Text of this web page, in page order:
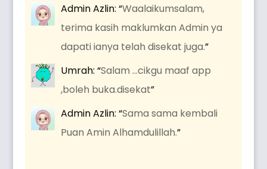
Admin Azlin: “Waalaikumsalam,
terima kasih maklumkan Admin ya
dapati ianya telah disekat juga.”
Umrah: “Salam …cikgu maaf app
,boleh buka.disekat”
Admin Azlin: “Sama sama kembali
Puan Amin Alhamdulillah.”